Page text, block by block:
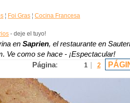
¦ Foi Gras ¦ Cocina Francesa
- deje el tuyo!
en Saprien, el restaurante en
Ve como se hace - ¡Espectacular!
Página: 1 2